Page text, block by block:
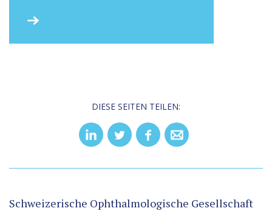
DIESE SEITEN TEILEN:
Schweizerische Ophthalmologische Gesellschaft